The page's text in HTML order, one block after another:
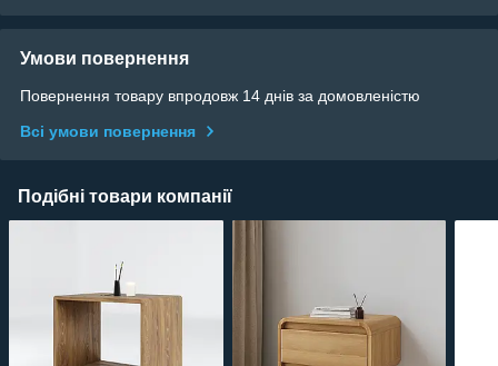
Умови повернення
Повернення товару впродовж 14 днів за домовленістю
Всі умови повернення
Подібні товари компанії